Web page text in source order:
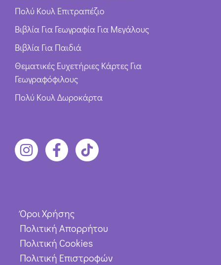
Πολύ Κουλ Επιτραπέζιο
Βιβλία Για Γεωγραφία Για Μεγάλους
Βιβλία Για Παιδιά
Θεματικές Ευχετήριες Κάρτες Για
Γεωγραφόφιλους
Πολύ Κουλ Δωροκάρτα
Όροι Χρήσης
Πολιτική Απορρήτου
Πολιτική Cookies
Πολιτική Επιστροφών